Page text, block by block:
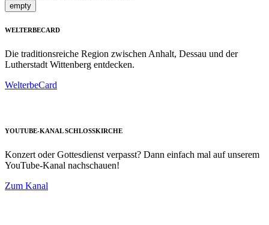
empty
WELTERBECARD
Die traditionsreiche Region zwischen Anhalt, Dessau und der
Lutherstadt Wittenberg entdecken.
WelterbeCard
YOUTUBE-KANAL SCHLOSSKIRCHE
Konzert oder Gottesdienst verpasst? Dann einfach mal auf unserem
YouTube-Kanal nachschauen!
Zum Kanal